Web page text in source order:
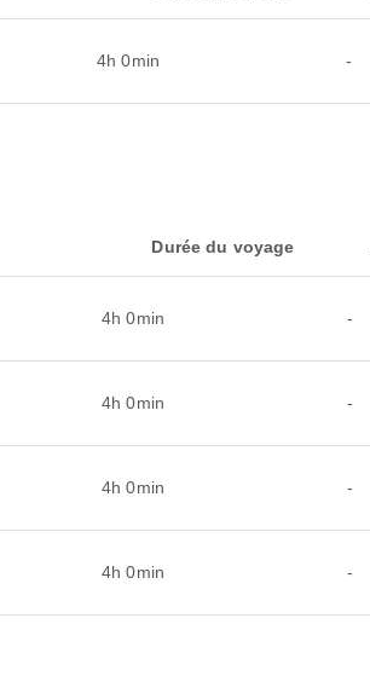
4h 0min -
Durée du voyage
4h 0min -
4h 0min -
4h 0min -
4h 0min -